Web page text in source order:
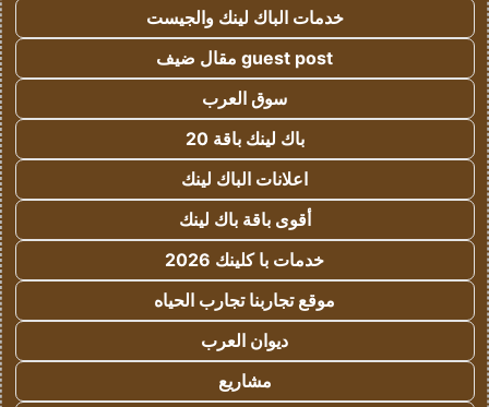
خدمات الباك لينك والجيست
guest post مقال ضيف
سوق العرب
باك لينك باقة 20
اعلانات الباك لينك
أقوى باقة باك لينك
خدمات با كلينك 2026
موقع تجاربنا تجارب الحياه
ديوان العرب
مشاريع